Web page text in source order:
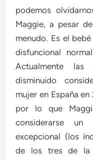
podemos
Maggie, a pesar
menudo. Es el
disfuncional
Actualmente
disminuido
mujer en España
por lo que
considerarse
excepcional (los
de los tres de la